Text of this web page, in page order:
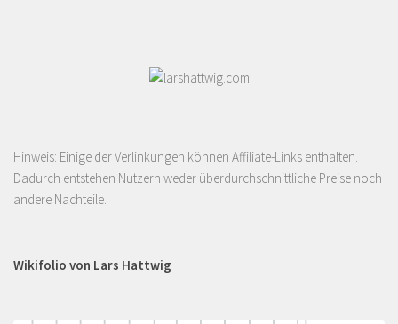
Hinweis: Einige der Verlinkungen können Affiliate-Links enthalten.
Dadurch entstehen Nutzern weder überdurchschnittliche Preise noch
andere Nachteile.
Wikifolio von Lars Hattwig